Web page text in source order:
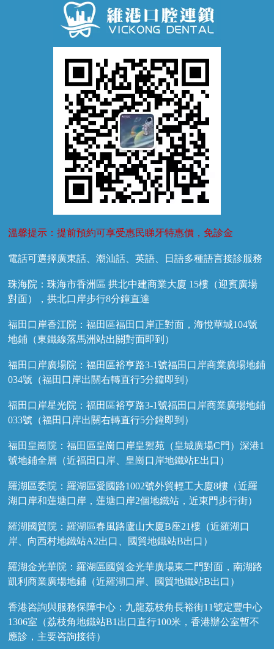
牙齦萎縮
溫馨提示：提前預約可享受惠民睇牙特惠價，免診金
電話可選擇廣東話、潮汕話、英語、日語多種語言接診服務
珠海院：珠海市香洲區 拱北中建商業大廈 15樓（迎賓廣場
對面），拱北口岸步行8分鐘直達
福田口岸香江院：福田區福田口岸正對面，海悅華城104號
地鋪（東鐵線落馬洲站出關對面即到）
福田口岸廣場院：福田區裕亨路3-1號福田口岸商業廣場地鋪
034號（福田口岸出關右轉直行5分鐘即到）
福田口岸星光院：福田區裕亨路3-1號福田口岸商業廣場地鋪
033號（福田口岸出關右轉直行5分鐘即到）
福田皇崗院：福田區皇崗口岸皇禦苑（皇城廣場C門）深港1
號地鋪全層（近福田口岸、皇崗口岸地鐵站E出口）
羅湖區委院：羅湖區愛國路1002號外貿輕工大廈8樓（近羅
湖口岸和蓮塘口岸，蓮塘口岸2個地鐵站，近東門步行街）
羅湖國貿院：羅湖區春風路廬山大廈B座21樓（近羅湖口
岸、向西村地鐵站A2出口、國貿地鐵站B出口）
羅湖金光華院：羅湖區國貿金光華廣場東二門對面，南湖路
凱利商業廣場地鋪（近羅湖口岸、國貿地鐵站B出口）
香港咨詢與服務保障中心：九龍荔枝角長裕街11號定豐中心
1306室（荔枝角地鐵站B1出口直行100米，香港辦公室暫不
應診，主要咨詢接待）